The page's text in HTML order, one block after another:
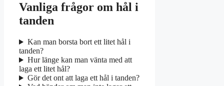
Vanliga frågor om hål i
tanden
Kan man borsta bort ett litet hål i
tanden?
Hur länge kan man vänta med att
laga ett litet hål?
Gör det ont att laga ett hål i tanden?